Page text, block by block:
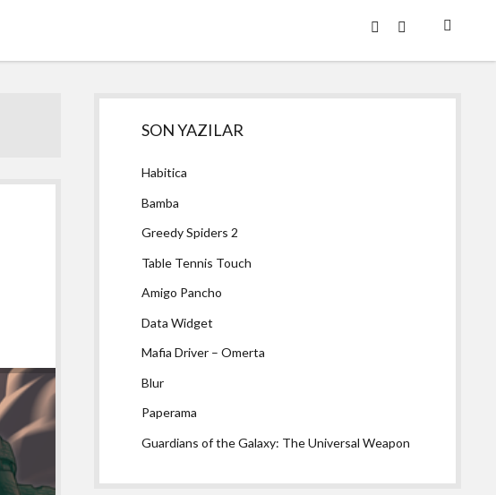
twitterfacebook
Yan
Menü
SON YAZILAR
Habitica
Bamba
Greedy Spiders 2
Table Tennis Touch
Amigo Pancho
Data Widget
Mafia Driver – Omerta
Blur
Paperama
Guardians of the Galaxy: The Universal Weapon